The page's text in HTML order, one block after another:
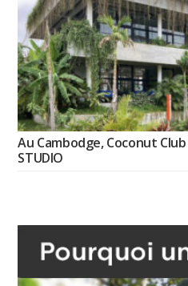
Au Cambodge, Coconut
STUDIO